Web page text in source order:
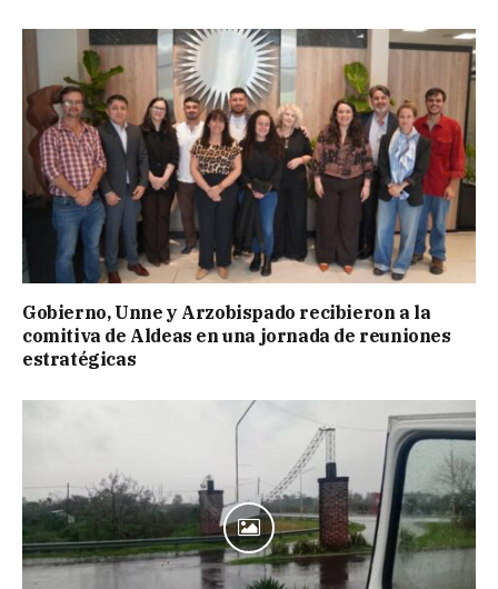
Gobierno, Unne y Arzobispado recibieron a la
comitiva de Aldeas en una jornada de reuniones
estratégicas